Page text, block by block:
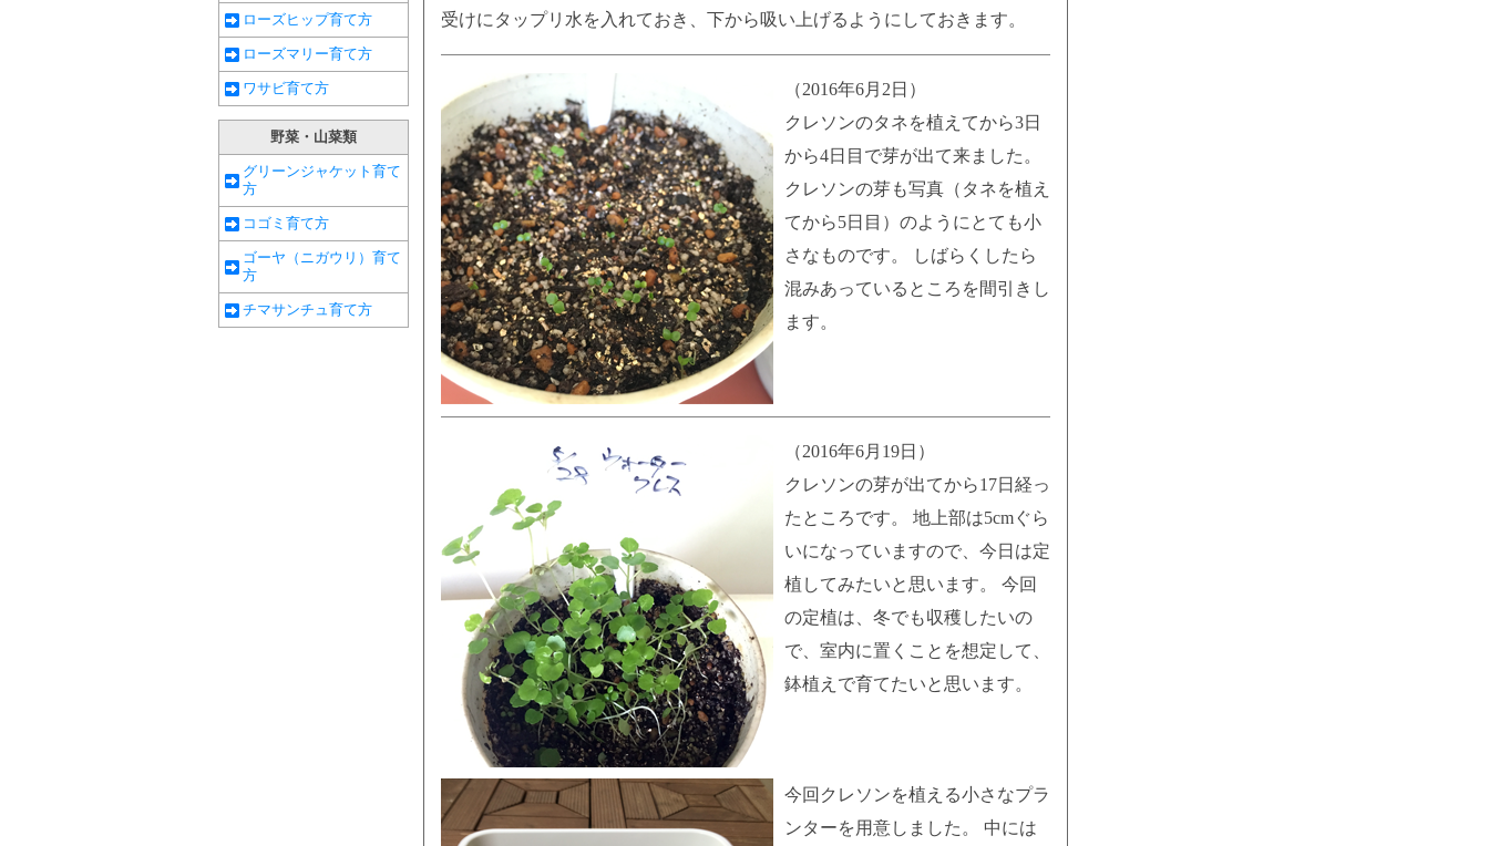
ローズヒップ育て方
ローズマリー育て方
ワサビ育て方
野菜・山菜類
グリーンジャケット育て
方
コゴミ育て方
ゴーヤ（ニガウリ）育て
方
チマサンチュ育て方
受けにタップリ水を入れておき、下から吸い上げるようにしておきます。
（2016年6月2日）
クレソンのタネを植えてから3日
から4日目で芽が出て来ました。
クレソンの芽も写真（タネを植え
てから5日目）のようにとても小
さなものです。 しばらくしたら
混みあっているところを間引きし
ます。
（2016年6月19日）
クレソンの芽が出てから17日経っ
たところです。 地上部は5cmぐら
いになっていますので、今日は定
植してみたいと思います。 今回
の定植は、冬でも収穫したいの
で、室内に置くことを想定して、
鉢植えで育てたいと思います。
今回クレソンを植える小さなプラ
ンターを用意しました。 中には